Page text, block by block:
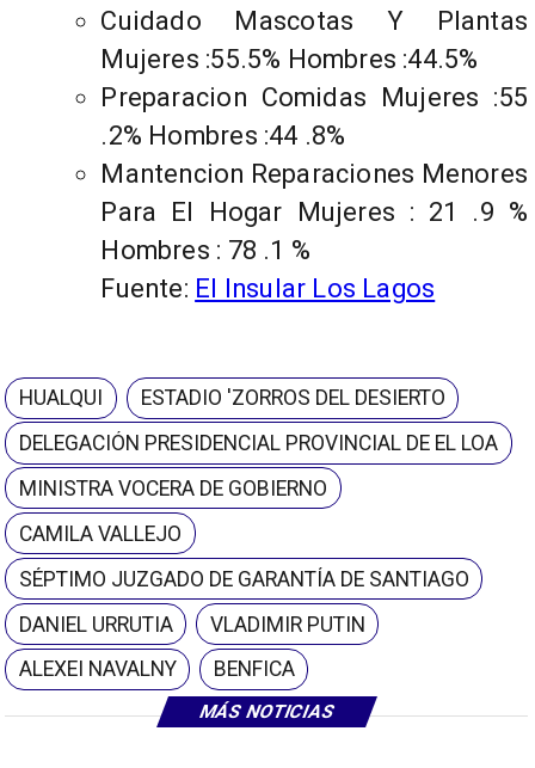
MÁS NOTICIAS
Cuidado Mascotas Y Plantas
Mujeres :55.5% Hombres :44.5%
Preparacion Comidas Mujeres :55
.2% Hombres :44 .8%
Mantencion Reparaciones Menores
Para El Hogar Mujeres : 21 .9 %
Hombres : 78 .1 %
Fuente: El Insular Los Lagos
HUALQUI
ESTADIO 'ZORROS DEL DESIERTO
DELEGACIÓN PRESIDENCIAL PROVINCIAL DE EL LOA
MINISTRA VOCERA DE GOBIERNO
CAMILA VALLEJO
SÉPTIMO JUZGADO DE GARANTÍA DE SANTIAGO
DANIEL URRUTIA
VLADIMIR PUTIN
ALEXEI NAVALNY
BENFICA